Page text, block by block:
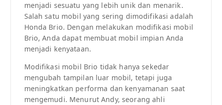
menjadi sesuatu yang lebih unik dan menarik.
Salah satu mobil yang sering dimodifikasi adalah
Honda Brio. Dengan melakukan modifikasi mobil
Brio, Anda dapat membuat mobil impian Anda
menjadi kenyataan.
Modifikasi mobil Brio tidak hanya sekedar
mengubah tampilan luar mobil, tetapi juga
meningkatkan performa dan kenyamanan saat
mengemudi. Menurut Andy, seorang ahli